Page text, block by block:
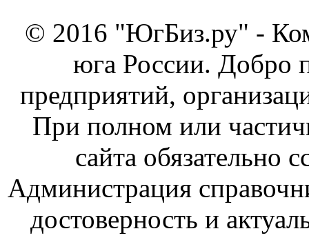
© 2016 "ЮгБиз.ру" -
юга России. Добро
предприятий,
При полном или
сайта обязательно
Администрация
достоверность и